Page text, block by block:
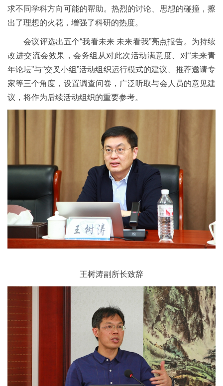
求不同学科方向可能的帮助。热烈的讨论、思想的碰撞，擦
出了理想的火花，增强了科研的热度。
会议评选出五个“我看未来 未来看我”亮点报告。为持续
改进交流会效果，会务组从对此次活动满意度、对“未来青
年论坛”与“交叉小组”活动组织运行模式的建议、推荐邀请专
家等三个角度，设置调查问卷，广泛听取与会人员的意见建
议，将作为后续活动组织的重要参考。
王树涛副所长致辞